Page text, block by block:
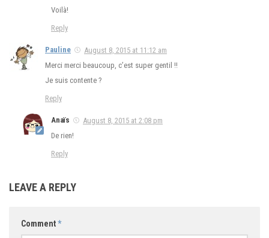
Voilà!
Reply
Pauline
August 8, 2015 at 11:12 am
Merci merci beaucoup, c’est super gentil !!
Je suis contente ?
Reply
Anaïs
August 8, 2015 at 2:08 pm
De rien!
Reply
LEAVE A REPLY
Comment*